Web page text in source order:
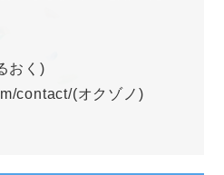
おく)
contact/(オクゾノ)